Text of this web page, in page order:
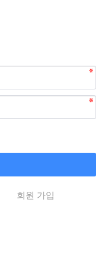
회원 가입